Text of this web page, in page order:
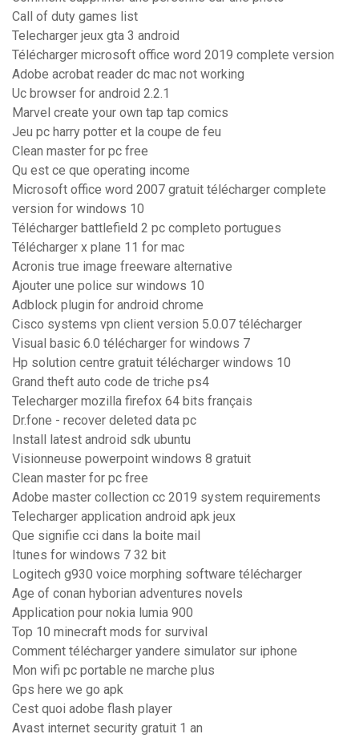
Call of duty games list
Telecharger jeux gta 3 android
Télécharger microsoft office word 2019 complete version
Adobe acrobat reader dc mac not working
Uc browser for android 2.2.1
Marvel create your own tap tap comics
Jeu pc harry potter et la coupe de feu
Clean master for pc free
Qu est ce que operating income
Microsoft office word 2007 gratuit télécharger complete
version for windows 10
Télécharger battlefield 2 pc completo portugues
Télécharger x plane 11 for mac
Acronis true image freeware alternative
Ajouter une police sur windows 10
Adblock plugin for android chrome
Cisco systems vpn client version 5.0.07 télécharger
Visual basic 6.0 télécharger for windows 7
Hp solution centre gratuit télécharger windows 10
Grand theft auto code de triche ps4
Telecharger mozilla firefox 64 bits français
Dr.fone - recover deleted data pc
Install latest android sdk ubuntu
Visionneuse powerpoint windows 8 gratuit
Clean master for pc free
Adobe master collection cc 2019 system requirements
Telecharger application android apk jeux
Que signifie cci dans la boite mail
Itunes for windows 7 32 bit
Logitech g930 voice morphing software télécharger
Age of conan hyborian adventures novels
Application pour nokia lumia 900
Top 10 minecraft mods for survival
Comment télécharger yandere simulator sur iphone
Mon wifi pc portable ne marche plus
Gps here we go apk
Cest quoi adobe flash player
Avast internet security gratuit 1 an